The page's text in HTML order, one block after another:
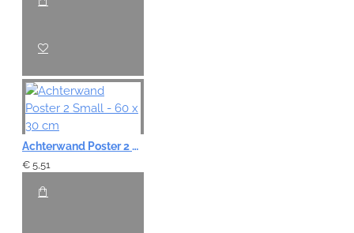
Achterwand Poster 2 Small - 60 x 30 cm
€ 5,51